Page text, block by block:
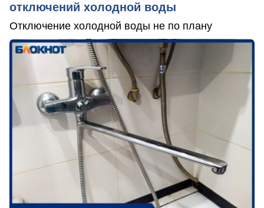
отключений холодной воды
Отключение холодной воды не по плану